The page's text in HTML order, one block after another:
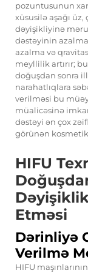
pozuntusunun
xüsusilə aşağı
dəyişikliyinə
dəstəyinin
azalma və
meyllilik artırır;
doğuşdan sonra
narahatlıqlara
verilməsi bu
müalicəsinə
dəstəyi ən çox
görünən kosmetik
HIFU
Etməsi
Dərinliyə
Verilmə
HIFU